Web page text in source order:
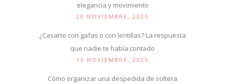
elegancia y movimiento
20 NOVIEMBRE, 2025
¿Casarte con gafas o con lentillas? La respuesta
que nadie te había contado
13 NOVIEMBRE, 2025
Cómo organizar una despedida de soltera